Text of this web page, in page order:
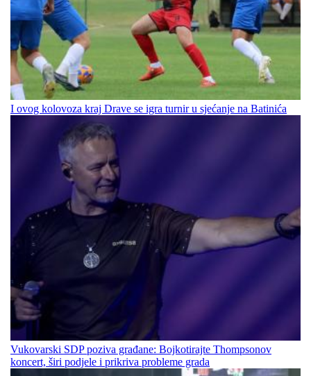
I ovog kolovoza kraj Drave se igra turnir u sjećanje na Batinića
Vukovarski SDP poziva građane: Bojkotirajte Thompsonov
koncert, širi podjele i prikriva probleme grada